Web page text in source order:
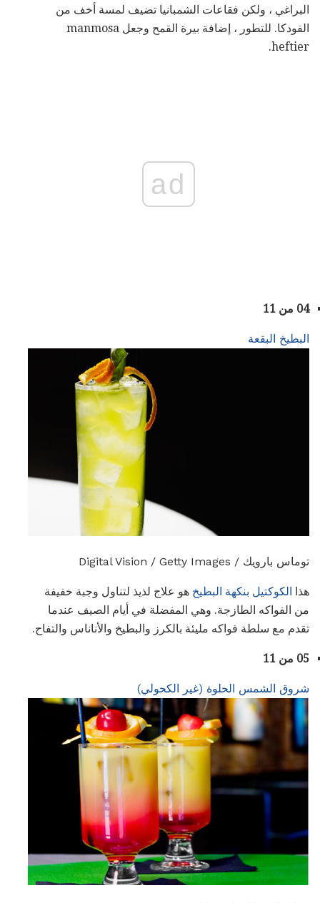
البراغي ، ولكن فقاعات الشمبانيا تضيف لمسة أخف من
الفودكا. للتطور ، إضافة بيرة القمح وجعل manmosa
heftier.
ad
04 من 11
البطيخ البقعة
توماس بارويك / Digital Vision / Getty Images
هذا الكوكتيل بنكهة البطيخ هو علاج لذيذ لتناول وجبة خفيفة
من الفواكه الطازجة. وهي المفضلة في أيام الصيف عندما
تقدم مع سلطة فواكه مليئة بالكرز والبطيخ والأناناس والتفاح.
05 من 11
شروق الشمس الحلوة (غير الكحولي)